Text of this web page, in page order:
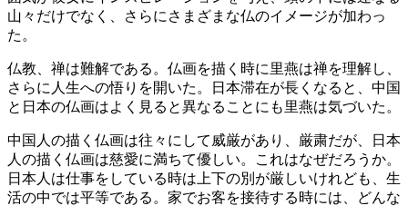
山々だけでなく、さらにさまざまな仏のイメージが加わっ
た。
仏教、禅は難解である。仏画を描く時に里燕は禅を理解し、
さらに人生への悟りを開いた。日本滞在が長くなると、中国
と日本の仏画はよく見ると異なることにも里燕は気づいた。
中国人の描く仏画は往々にして威厳があり、厳粛だが、日本
人の描く仏画は慈愛に満ちて優しい。これはなぜだろうか。
日本人は仕事をしている時は上下の別が厳しいけれども、生
活の中では平等である。家でお客を接待する時には、どんな